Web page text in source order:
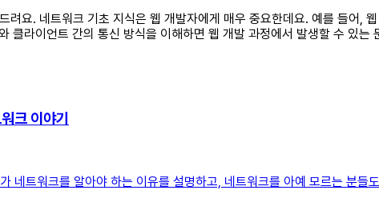
려요. 네트워크 기초 지식은 웹 개발자에게 매우 중요한데요. 예를 들어
클라이언트 간의 통신 방식을 이해하면 웹 개발 과정에서 발생할 수 있
크 이야기
네트워크를 알아야 하는 이유를 설명하고, 네트워크를 아예 모르는 분